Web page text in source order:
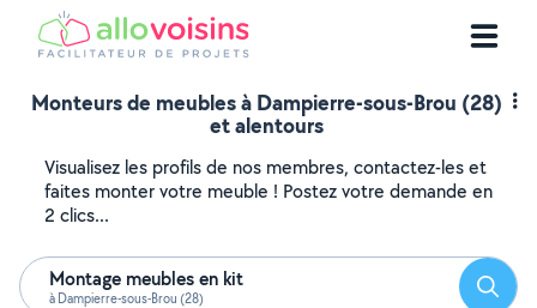
Monteurs de meubles à Dampierre-sous-Brou (28)
et alentours
Visualisez les profils de nos membres, contactez-les et
faites monter votre meuble ! Postez votre demande en
2 clics...
Montage meubles en kit
à Dampierre-sous-Brou (28)